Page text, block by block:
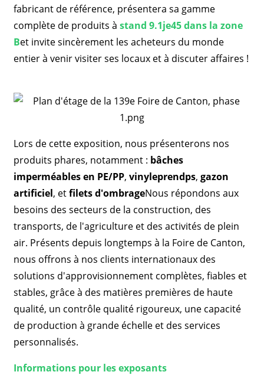
fabricant de référence, présentera sa gamme
complète de produits à stand 9.1je45 dans la zone
Bet invite sincèrement les acheteurs du monde
entier à venir visiter ses locaux et à discuter affaires !
Lors de cette exposition, nous présenterons nos
produits phares, notamment : bâches
imperméables en PE/PP, vinyleprendps, gazon
artificiel, etfilets d'ombrageNous répondons aux
besoins des secteurs de la construction, des
transports, de l'agriculture et des activités de plein
air. Présents depuis longtemps à la Foire de Canton,
nous offrons à nos clients internationaux des
solutions d'approvisionnement complètes, fiables et
stables, grâce à des matières premières de haute
qualité, un contrôle qualité rigoureux, une capacité
de production à grande échelle et des services
personnalisés.
Informations pour les exposants